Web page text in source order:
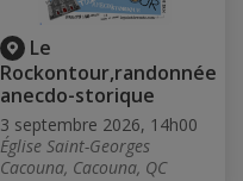
Le
Rockontour,randonnée
anecdo-storique
3 septembre 2026, 14h00
Église Saint-Georges
Cacouna, Cacouna, QC